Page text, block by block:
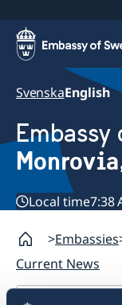
SvenskaEnglish
Embassy
Local time7:38
Embassies
Current News